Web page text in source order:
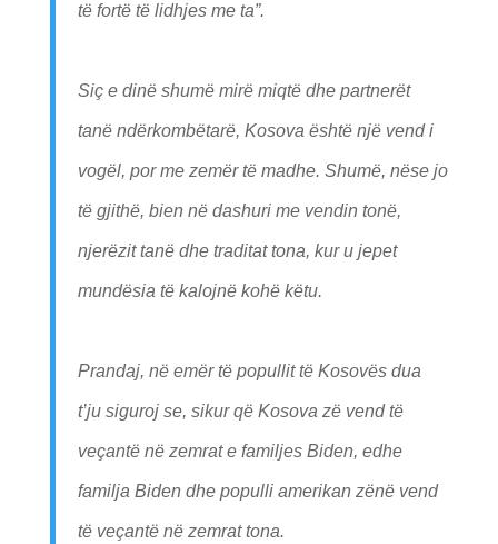
të fortë të lidhjes me ta”.
Siç e dinë shumë mirë miqtë dhe partnerët
tanë ndërkombëtarë, Kosova është një vend i
vogël, por me zemër të madhe. Shumë, nëse jo
të gjithë, bien në dashuri me vendin tonë,
njerëzit tanë dhe traditat tona, kur u jepet
mundësia të kalojnë kohë këtu.
Prandaj, në emër të popullit të Kosovës dua
t’ju siguroj se, sikur që Kosova zë vend të
veçantë në zemrat e familjes Biden, edhe
familja Biden dhe populli amerikan zënë vend
të veçantë në zemrat tona.